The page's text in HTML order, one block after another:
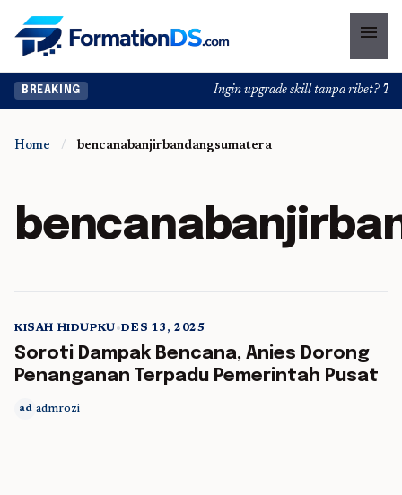
menu
BREAKING Ingin upgrade skill tanpa ribet?
Home / bencanabanjirbandangsumatera
5 min read
KISAH HIDUPKU•DES 13, 2025
Soroti Dampak Bencana, Anies Dorong
Penanganan Terpadu Pemerintah Pusat
ad admrozi